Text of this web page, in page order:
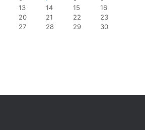
13 14 15
16
20 21 22
23
27 28 29
30